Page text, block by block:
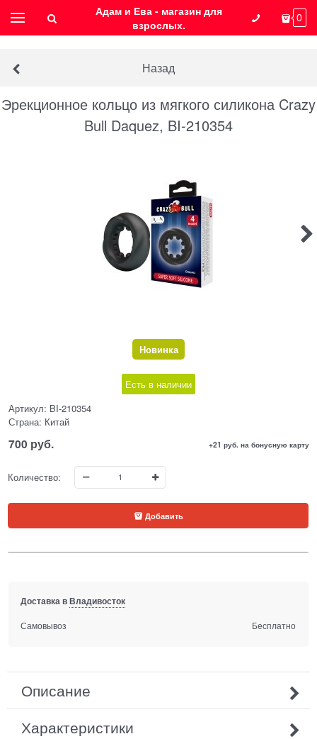
Адам и Ева - магазин для
взрослых.
0
Назад
Эрекционное кольцо из мягкого силикона Crazy
Bull Daquez, BI-210354
Новинка
Есть в наличии
Артикул: BI-210354
Страна: Китай
700 руб. +21 руб. на бонусную карту
Количество:
Добавить
Доставка вВладивосток
Самовывоз Бесплатно
Описание
Характеристики